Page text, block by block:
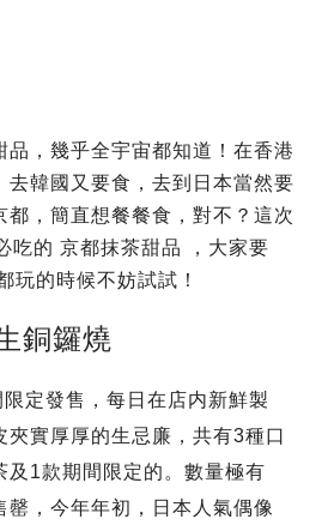
品，幾乎全宇宙都知道！在香港
去韓國又要食，去到日本當然要
都，簡直想餐餐食，對不？這次
吃的 京都抹茶甜品 ，大家要
玩的時候不妨試試！
銅鑼燒
定發售，每日在店内新鮮製
夾實厚厚的生忌廉，共有3種口
及1款期間限定的。數量極有
罄，今年年初，日本人氣偶像